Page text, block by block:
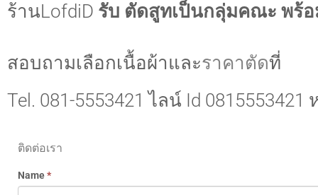
ร้านLofdiD รับ ตัดสูทเป็นกลุ่มคณะ พร้
สอบถามเลือกเนื้อผ้าและราคาตัดที่
Tel. 081-5553421 ไลน์ Id 0815553421
ติดต่อเรา
Name*